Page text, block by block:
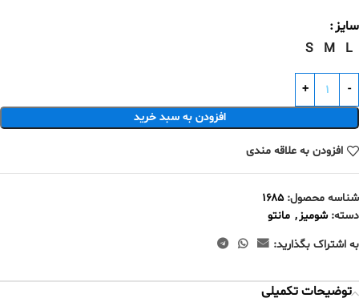
سایز
L
M
S
افزودن به سبد خرید
افزودن به علاقه مندی
شناسه محصول:۱۶۸۵
دسته: شومیز, مانتو
به اشتراک بگذارید:
توضیحات تکمیلی